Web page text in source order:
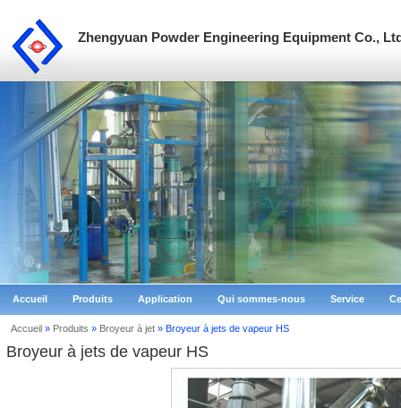
Zhengyuan Powder Engineering Equipment Co.,
Accueil Produits Application Qui sommes-nous Service
Accueil » Produits » Broyeur à jet » Broyeur à jets de vapeur HS
Broyeur à jets de vapeur HS